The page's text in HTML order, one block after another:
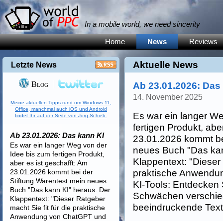
In a mobile world, we need sincerity
Home News Reviews
Aktuelle News
Ab 23.01.2026:
14. November 2025
Es war ein langer
fertigen Produkt,
23.01.2026 kommt
neues Buch "Das
Klappentext:
praktische
KI-Tools:
Schwächen
beeindruckende
Letzte News
Blog
Meine aktuellen Tipps rund um Windows 11,
Office, manchmal auch iOS und Android
findet Ihr auf der Seite von Jörg Schieb.
Ab 23.01.2026: Das kann KI
Es war ein langer Weg von der
Idee bis zum fertigen Produkt,
aber es ist geschafft: Am
23.01.2026 kommt bei der
Stiftung Warentest mein neues
Buch "Das kann KI" heraus. Der
Klappentext: "Dieser Ratgeber
macht Sie fit für die praktische
Anwendung von ChatGPT und